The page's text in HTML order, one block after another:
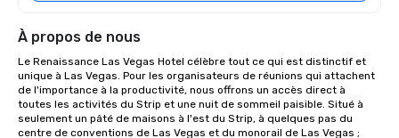
À propos de nous
Le Renaissance Las Vegas Hotel célèbre tout ce qui est distinctif et
unique à Las Vegas. Pour les organisateurs de réunions qui attachent
de l'importance à la productivité, nous offrons un accès direct à
toutes les activités du Strip et une nuit de sommeil paisible. Situé à
seulement un pâté de maisons à l'est du Strip, à quelques pas du
centre de conventions de Las Vegas et du monorail de Las Vegas ;